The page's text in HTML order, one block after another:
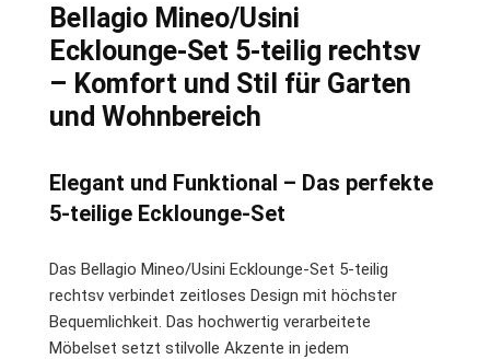
Bellagio Mineo/Usini
Ecklounge-Set 5-teilig rechtsv
– Komfort und Stil für Garten
und Wohnbereich
Elegant und Funktional – Das perfekte
5-teilige Ecklounge-Set
Das Bellagio Mineo/Usini Ecklounge-Set 5-teilig
rechtsv verbindet zeitloses Design mit höchster
Bequemlichkeit. Das hochwertig verarbeitete
Möbelset setzt stilvolle Akzente in jedem